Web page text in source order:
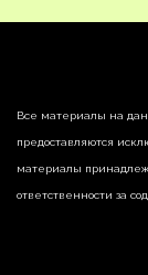
Все материалы на
предоставляются
материалы
ответственности за